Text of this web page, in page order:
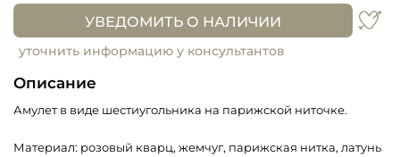
УВЕДОМИТЬ О НАЛИЧИИ
уточнить информацию у консультантов
Описание
Амулет в виде шестиугольника на парижской ниточке.
Материал: розовый кварц, жемчуг, парижская нитка, латунь